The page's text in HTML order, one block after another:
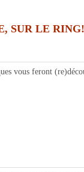
SUR LE RING!
vous feront